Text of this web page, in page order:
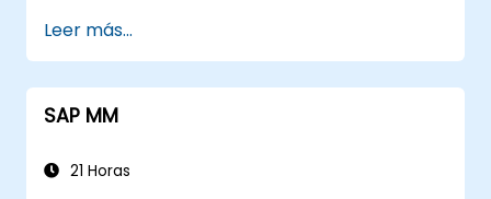
Leer más...
SAP MM
21 Horas